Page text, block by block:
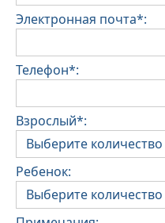
Электронная почта*:
Телефон*:
Взрослый*:
Ребенок: